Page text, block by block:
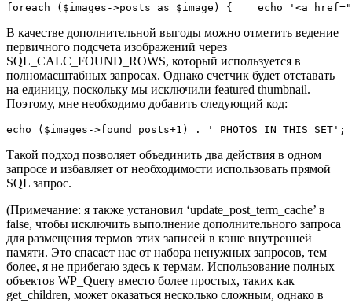
foreach ($images-
В качестве дополнительной выгоды можно отметить ведение
первичного подсчета изображений через
SQL_CALC_FOUND_ROWS, который используется в
полномасштабных запросах. Однако счетчик будет отставать
на единицу, поскольку мы исключили featured thumbnail.
Поэтому, мне необходимо добавить следующий код:
echo ($images->found_posts+1) . ' PHOTOS IN THIS SET';
Такой подход позволяет объединить два действия в одном
запросе и избавляет от необходимости использовать прямой
SQL запрос.
(Примечание: я также установил ‘update_post_term_cache’ в
false, чтобы исключить выполнение дополнительного запроса
для размещения термов этих записей в кэше внутренней
памяти. Это спасает нас от набора ненужных запросов, тем
более, я не прибегаю здесь к термам. Использование полных
объектов WP_Query вместо более простых, таких как
get_children, может оказаться несколько сложным, однако в